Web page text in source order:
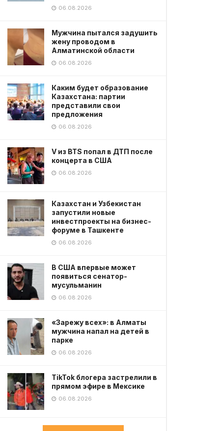
06.08.2026
Мужчина пытался задушить
жену проводом в
Алматинской области
06.08.2026
Каким будет образование
Казахстана: партии
представили свои
предложения
06.08.2026
V из BTS попал в ДТП после
концерта в США
06.08.2026
Казахстан и Узбекистан
запустили новые
инвестпроекты на бизнес-
форуме в Ташкенте
06.08.2026
В США впервые может
появиться сенатор-
мусульманин
06.08.2026
«Зарежу всех»: в Алматы
мужчина напал на детей в
парке
06.08.2026
TikTok блогера застрелили в
прямом эфире в Мексике
06.08.2026